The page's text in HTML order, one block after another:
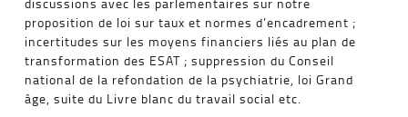
proposition de loi sur taux et normes d’encadrement ;
incertitudes sur les moyens financiers liés au plan de
transformation des ESAT ; suppression du Conseil
national de la refondation de la psychiatrie, loi Grand
âge, suite du Livre blanc du travail social etc.